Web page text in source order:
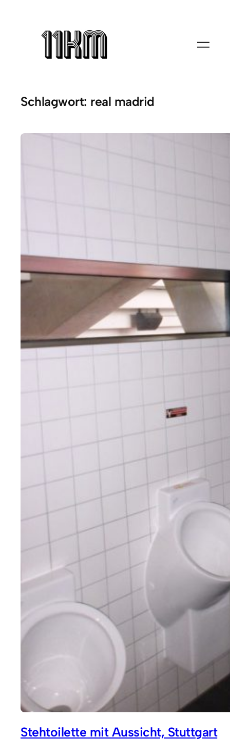
Schlagwort: real madrid
Stehtoilette mit Aussicht, Stuttgart